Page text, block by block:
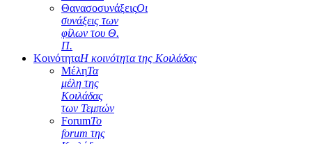
ΘανασοσυνάξειςΟι
συνάξεις των
φίλων του Θ.
Π.
ΚοινότηταΗ κοινότητα της Κοιλάδας
ΜέληΤα
μέλη της
Κοιλάδας
των Τεμπών
ForumΤο
forum της